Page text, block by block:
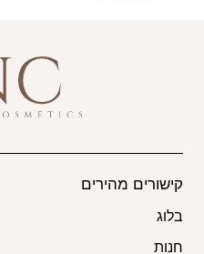
קישורים מהירים
בלוג
חנות